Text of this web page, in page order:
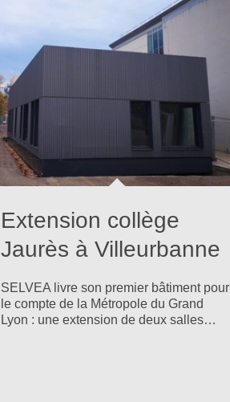
Extension collège
Jaurès à Villeurbanne
SELVEA livre son premier bâtiment pour
le compte de la Métropole du Grand
Lyon : une extension de deux salles…